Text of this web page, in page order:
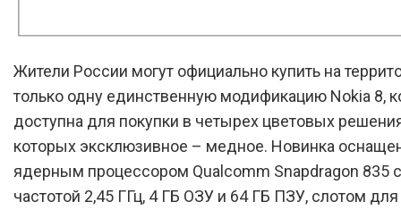
Жители России могут официально купить на
только одну единственную модификацию Nokia 8,
доступна для покупки в четырех цветовых
которых эксклюзивное – медное. Новинка
ядерным процессором Qualcomm Snapdragon 835 с
частотой 2,45 ГГц, 4 ГБ ОЗУ и 64 ГБ ПЗУ, слотом для